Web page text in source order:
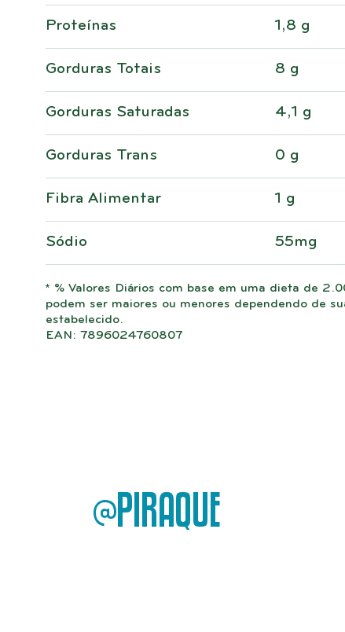
Proteínas 1,8 g
Gorduras Totais 8 g
Gorduras Saturadas 4,1 g
Gorduras Trans 0 g
Fibra Alimentar 1 g
Sódio 55mg
* % Valores Diários com base em uma dieta de
podem ser maiores ou menores dependendo de
estabelecido.
EAN: 7896024760807
@PIRAQUE